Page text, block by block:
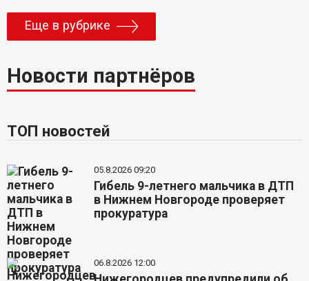
Еще в рубрике
Новости партнёров
ТОП новостей
05.8.2026 09:20
Гибель 9-летнего мальчика в ДТП
в Нижнем Новгороде проверяет
прокуратура
06.8.2026 12:00